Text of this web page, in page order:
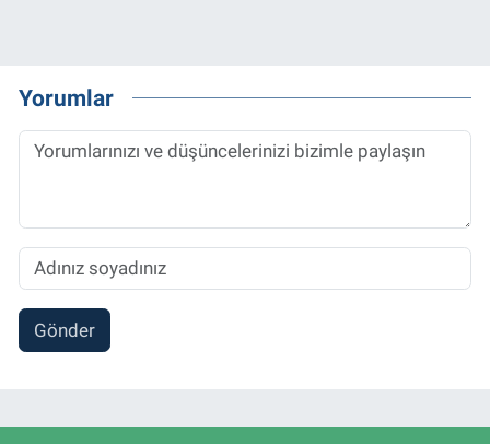
Yorumlar
Gönder